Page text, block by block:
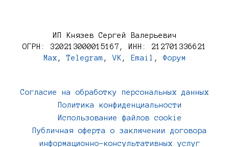
ИП Князев Сергей Валерьевич
ОГРН: 320213000015167, ИНН: 212701336621
Max ,Telegram ,VK , Email , Форум
Согласие на обработку персональных данных
Политика конфиденциальности
Использование файлов cookie
Публичная оферта о заключении договора
информационно-консультативных услуг